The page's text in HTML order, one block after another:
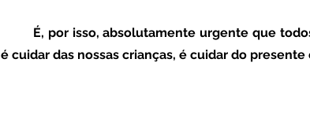
é cuidar das nossas crianças, é cuidar do